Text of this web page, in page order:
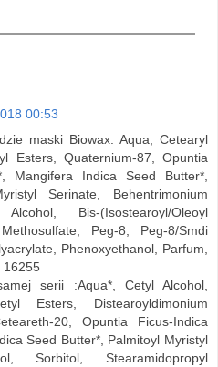
00:53
maski Biowax: Aqua, Cetearyl
Esters, Quaternium-87, Opuntia
Mangifera Indica Seed Butter*,
Serinate, Behentrimonium
Bis-(Isostearoyl/Oleoyl
Peg-8, Peg-8/Smdi
Phenoxyethanol, Parfum,
16255
serii :Aqua*, Cetyl Alcohol,
Esters, Distearoyldimonium
20, Opuntia Ficus-Indica
Seed Butter*, Palmitoyl Myristyl
Sorbitol, Stearamidopropyl